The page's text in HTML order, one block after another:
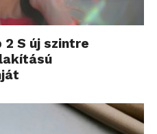
2 S új szintre